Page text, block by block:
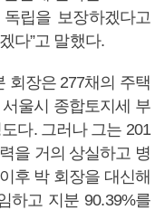
립을 보장하겠다고
다”고 말했다.
회장은 277채의 주택
울시 종합토지세 부
다. 그러나 그는 201
을 거의 상실하고 병
후 박 회장을 대신해
하고 지분 90.39%를